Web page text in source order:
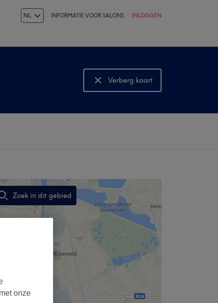
NL INFORMATIE VOOR SALONS INLOGGEN
Verberg kaart
Bekijk kaart
Zoek in dit gebied
,
onze